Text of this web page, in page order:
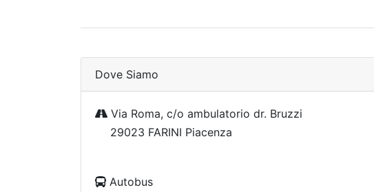
Dove Siamo
Via Roma, c/o ambulatorio dr. Bruzzi
29023 FARINI Piacenza
Autobus